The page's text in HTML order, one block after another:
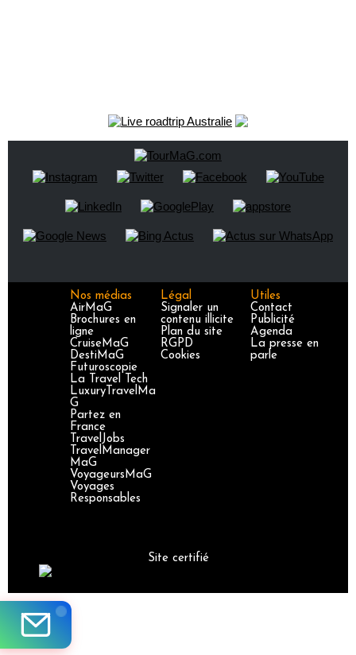
Nos médias
AirMaG
Brochures en
ligne
CruiseMaG
DestiMaG
Futuroscopie
La Travel Tech
LuxuryTravelMa
G
Partez en
France
TravelJobs
TravelManager
MaG
VoyageursMaG
Voyages
Responsables
Légal
Signaler un
contenu illicite
Plan du site
RGPD
Cookies
Utiles
Contact
Publicité
Agenda
La presse en
parle
Site certifié